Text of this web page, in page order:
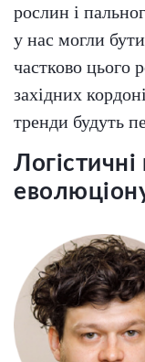
рослин і
у нас могли
частково цього
західних
тренди будуть
Логістичні